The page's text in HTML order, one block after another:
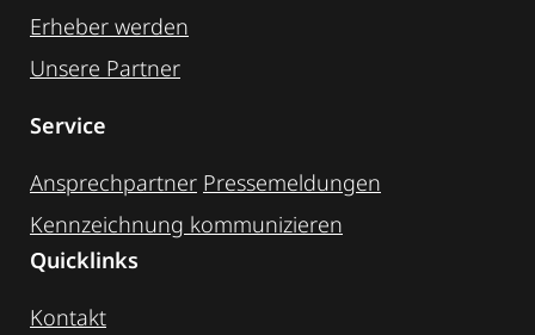
Erheber werden
Unsere Partner
Service
Ansprechpartner Pressemeldungen
Kennzeichnung ­kommunizieren
Quicklinks
Kontakt